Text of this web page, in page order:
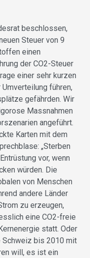
beschlossen,
Steuer von 9
einen
der CO2-Steuer
einer sehr kurzen
führen,
gefährden. Wir
Massnahmen
angeführt.
Karten mit dem
„Sterben
vor, wenn
würden. Die
von Menschen
andere Länder
zu erzeugen,
eine CO2-freie
statt. Oder
Schweiz bis 2010 mit
will, es ist ein